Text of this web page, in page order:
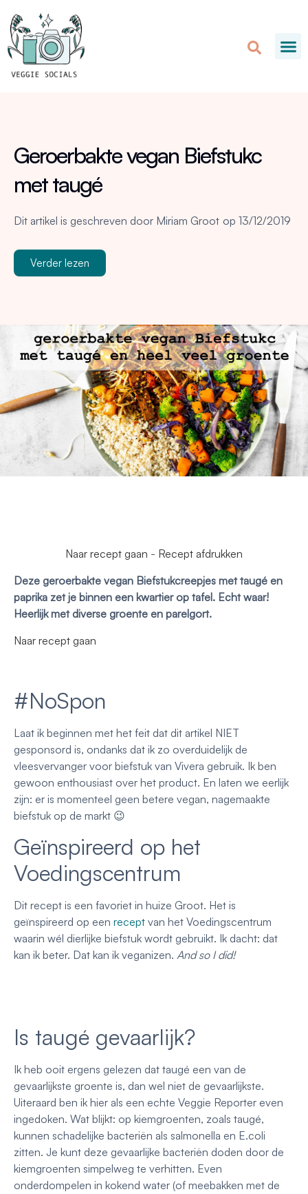
Geroerbakte vegan Biefstukc
met taugé
Dit artikel is geschreven door Miriam Groot op 13/12/2019
Verder lezen
Naar recept gaan - Recept afdrukken
Deze geroerbakte vegan Biefstukcreepjes met taugé en
paprika zet je binnen een kwartier op tafel. Echt waar!
Heerlijk met diverse groente en parelgort.
Naar recept gaan
#NoSpon
Laat ik beginnen met het feit dat dit artikel NIET
gesponsord is, ondanks dat ik zo overduidelijk de
vleesvervanger voor biefstuk van Vivera gebruik. Ik ben
gewoon enthousiast over het product. En laten we eerlijk
zijn: er is momenteel geen betere vegan, nagemaakte
biefstuk op de markt 😉
Geïnspireerd op het
Voedingscentrum
Dit recept is een favoriet in huize Groot. Het is
geïnspireerd op een recept van het Voedingscentrum
waarin wél dierlijke biefstuk wordt gebruikt. Ik dacht: dat
kan ik beter. Dat kan ik veganizen. And so I did!
Is taugé gevaarlijk?
Ik heb ooit ergens gelezen dat taugé een van de
gevaarlijkste groente is, dan wel niet de gevaarlijkste.
Uiteraard ben ik hier als een echte Veggie Reporter even
ingedoken. Wat blijkt: op kiemgroenten, zoals taugé,
kunnen schadelijke bacteriën als salmonella en E.coli
zitten. Je kunt deze gevaarlijke bacteriën doden door de
kiemgroenten simpelweg te verhitten. Even
onderdompelen in kokend water (of meebakken met de